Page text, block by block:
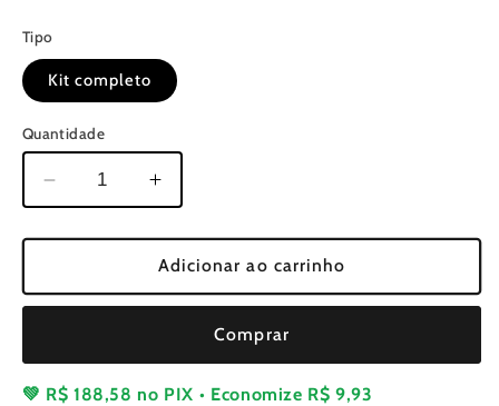
Tipo
Kit completo
Quantidade
Diminuir
a
quantidade
Kit
de
para
Embreagem
Aumentar
a
quantidade
de
Kit
de
Peças
para
Embreagem
Adicionar ao carrinho
Comprar
💚 R$ 188,58 no PIX • Economize R$ 9,93